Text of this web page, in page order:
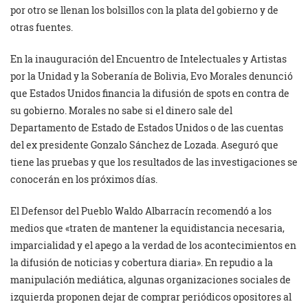
por otro se llenan los bolsillos con la plata del gobierno y de
otras fuentes.
En la inauguración del Encuentro de Intelectuales y Artistas
por la Unidad y la Soberanía de Bolivia, Evo Morales denunció
que Estados Unidos financia la difusión de spots en contra de
su gobierno. Morales no sabe si el dinero sale del
Departamento de Estado de Estados Unidos o de las cuentas
del ex presidente Gonzalo Sánchez de Lozada. Aseguró que
tiene las pruebas y que los resultados de las investigaciones se
conocerán en los próximos días.
El Defensor del Pueblo Waldo Albarracín recomendó a los
medios que «traten de mantener la equidistancia necesaria,
imparcialidad y el apego a la verdad de los acontecimientos en
la difusión de noticias y cobertura diaria». En repudio a la
manipulación mediática, algunas organizaciones sociales de
izquierda proponen dejar de comprar periódicos opositores al